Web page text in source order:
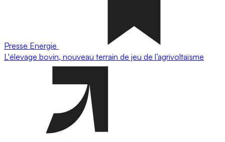
Presse Energie
L'élevage bovin, nouveau terrain de jeu de l’agrivoltaïsme